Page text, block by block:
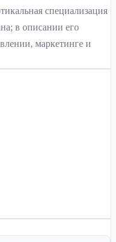
специализация
в описании его
маркетинге и